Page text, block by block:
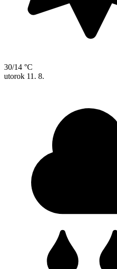
30/14 °C
utorok 11. 8.